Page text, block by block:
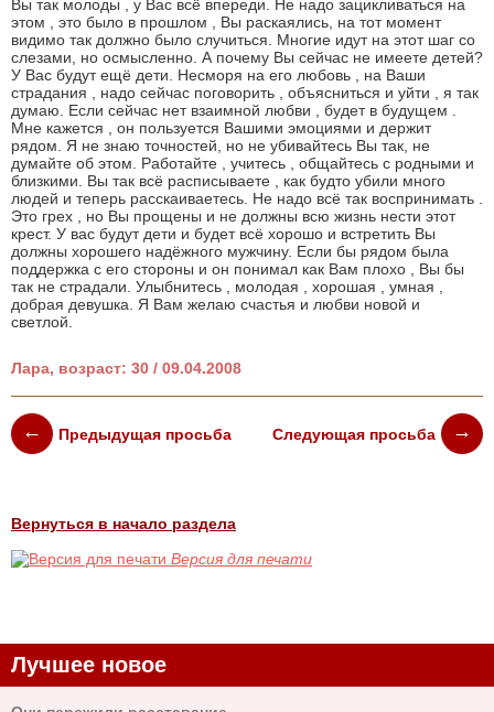
Вы так молоды , у Вас всё впереди. Не надо зацикливаться на
этом , это было в прошлом , Вы раскаялись, на тот момент
видимо так должно было случиться. Многие идут на этот шаг со
слезами, но осмысленно. А почему Вы сейчас не имеете детей?
У Вас будут ещё дети. Несморя на его любовь , на Ваши
страдания , надо сейчас поговорить , объясниться и уйти , я так
думаю. Если сейчас нет взаимной любви , будет в будущем .
Мне кажется , он пользуется Вашими эмоциями и держит
рядом. Я не знаю точностей, но не убивайтесь Вы так, не
думайте об этом. Работайте , учитесь , общайтесь с родными и
близкими. Вы так всё расписываете , как будто убили много
людей и теперь расскаиваетесь. Не надо всё так воспринимать .
Это грех , но Вы прощены и не должны всю жизнь нести этот
крест. У вас будут дети и будет всё хорошо и встретить Вы
должны хорошего надёжного мужчину. Если бы рядом была
поддержка с его стороны и он понимал как Вам плохо , Вы бы
так не страдали. Улыбнитесь , молодая , хорошая , умная ,
добрая девушка. Я Вам желаю счастья и любви новой и
светлой.
Лара, возраст: 30 / 09.04.2008
Предыдущая просьба Следующая просьба
Вернуться в начало раздела
Версия для печати
Лучшее новое